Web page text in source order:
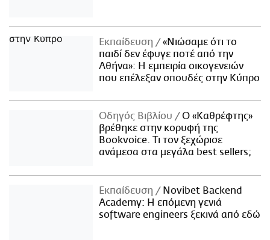
Εκπαίδευση
«Νιώσαμε ότι το
παιδί δεν έφυγε ποτέ από την
Αθήνα»: Η εμπειρία οικογενειών
που επέλεξαν σπουδές στην Κύπρο
Οδηγός Βιβλίου
Ο «Καθρέφτης»
βρέθηκε στην κορυφή της
Bookvoice. Τι τον ξεχώρισε
ανάμεσα στα μεγάλα best sellers;
Εκπαίδευση
Novibet Backend
Academy: Η επόμενη γενιά
software engineers ξεκινά από εδώ